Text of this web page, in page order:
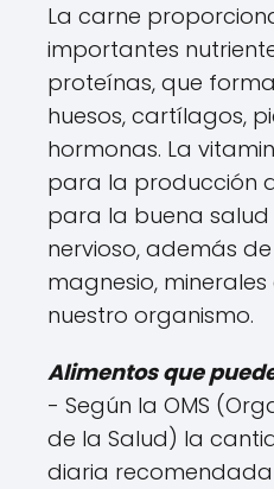
La carne
importantes
proteínas, que
huesos, cartílagos,
hormonas. La
para la producción
para la buena salud
nervioso, además de
magnesio,
nuestro organismo.
Alimentos que
- Según la OMS
de la Salud) la
diaria recomendada